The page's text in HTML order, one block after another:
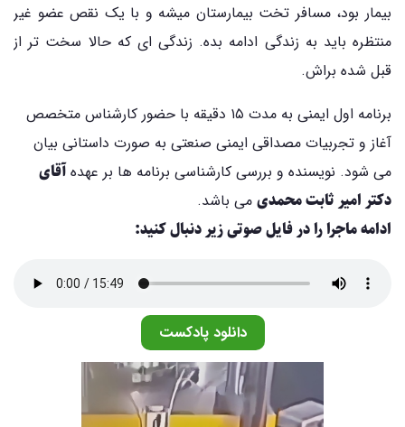
بیمار بود، مسافر تخت بیمارستان میشه و با یک نقص عضو غیر
منتظره باید به زندگی ادامه بده. زندگی ای که حالا سخت تر از
قبل شده براش.
برنامه اول ایمنی به مدت ۱۵ دقیقه با حضور کارشناس متخصص
آغاز و تجربیات مصداقی ایمنی صنعتی به صورت داستانی بیان
می شود. نویسنده و بررسی کارشناسی برنامه ها بر عهده آقای
دکتر امیر ثابت محمدی می باشد.
ادامه ماجرا را در فایل صوتی زیر دنبال کنید:
دانلود پادکست